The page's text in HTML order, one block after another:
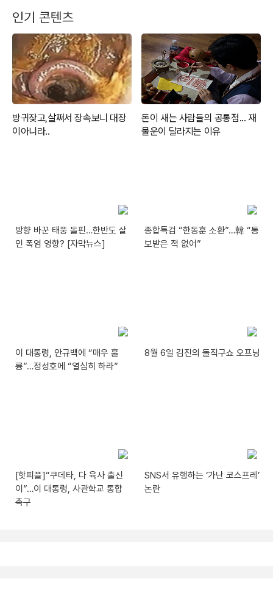
인기 콘텐츠
방향 바꾼 태풍 돌핀…한반도 살
인 폭염 영향? [자막뉴스]
종합특검 “한동훈 소환”…韓 “통
보받은 적 없어”
이 대통령, 안규백에 “매우 훌
륭”…정성호에 “열심히 하라”
8월 6일 김진의 돌직구쇼 오프닝
[핫피플]“쿠데타, 다 육사 출신
이”…이 대통령, 사관학교 통합
촉구
SNS서 유행하는 ‘가난 코스프레’
논란